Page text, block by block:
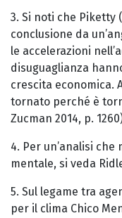
3. Si noti che Piketty
conclusione da
le accelerazioni
disuguaglianza
crescita economica.
tornato perché è
Zucman 2014, p.
4. Per un’analisi
mentale, si veda
5. Sul legame tra
per il clima Chico